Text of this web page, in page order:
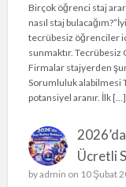
Birçok öğrenci staj
nasıl staj
tecrübesiz öğrenciler
sunmaktır. Tecrübesiz
Firmalar stajyerden
Sorumluluk alabilmesi
potansiyel aranır. İlk […]
Ücretli
byadmin on 10 Şubat